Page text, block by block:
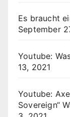
Es braucht
September
Youtube:
13, 2021
Youtube:
Sovereign“